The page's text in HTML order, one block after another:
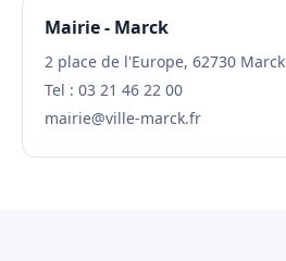
Mairie - Marck
2 place de l'Europe, 62730 Marck
Tel : 03 21 46 22 00
mairie@ville-marck.fr